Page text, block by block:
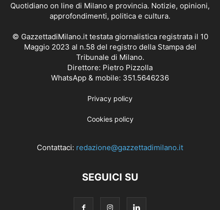
Quotidiano on line di Milano e provincia. Notizie, opinioni,
approfondimenti, politica e cultura.
© GazzettadiMilano.it testata giornalistica registrata il 10
Maggio 2023 al n.58 del registro della Stampa del
Tribunale di Milano.
Direttore: Pietro Pizzolla
WhatsApp & mobile: 351.5646236
Privacy policy
Cookies policy
Contattaci: redazione@gazzettadimilano.it
SEGUICI SU